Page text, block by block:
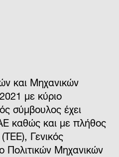
και Μηχανικών
με κύριο
σύμβουλος έχει
καθώς και με πλήθος
Γενικός
Πολιτικών Μηχανικών